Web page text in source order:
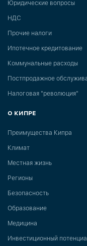
Юридические вопросы
НДС
Прочие налоги
Ипотечное кредитование
Коммунальные расходы
Постпродажное
Налоговая "революция"
О КИПРЕ
Преимущества Кипра
Климат
Местная жизнь
Регионы
Безопасность
Образование
Медицина
Инвестиционный